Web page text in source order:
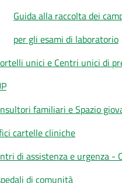
Guida alla raccolta dei
per gli esami di laboratorio
unici e Centri unici di
familiari e Spazio
cartelle cliniche
di assistenza e urgenza -
di comunità